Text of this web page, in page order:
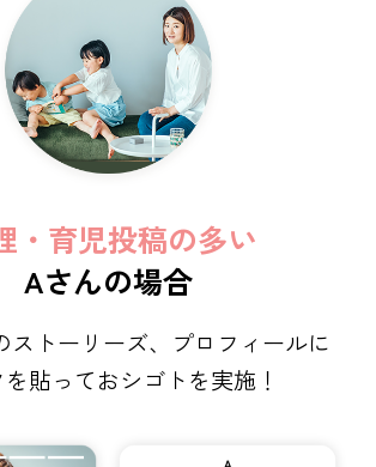
・育児投稿の多い
Aさんの場合
ストーリーズ、プロフィールに
を貼っておシゴトを実施！